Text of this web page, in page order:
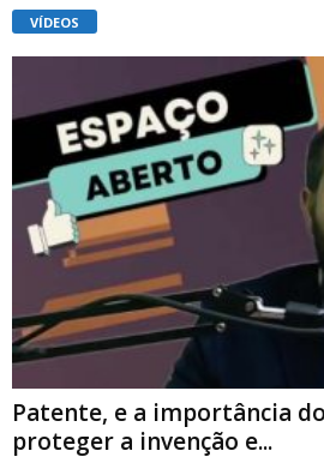
VÍDEOS
Patente, e a importância
proteger a invenção e...